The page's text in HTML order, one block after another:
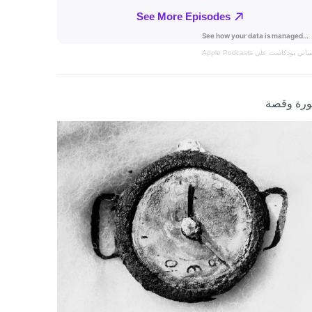
بودكاست على Apple Podcasts
وقصة